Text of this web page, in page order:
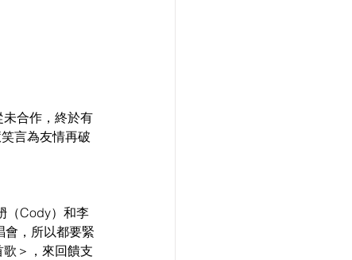
合作，終於有
言為友情再破
（Cody）和李
會，所以都要緊
＞，來回饋支